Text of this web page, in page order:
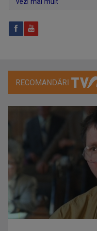
TELEJURNALUL TVR 2
Zilnic, la ora 12.00,
RECOMANDĂRI